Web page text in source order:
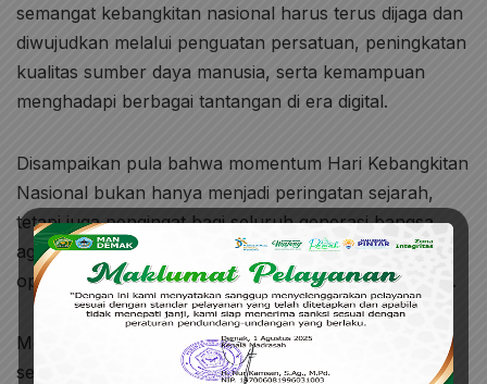
semangat kebangkitan nasional harus terus dijaga dan
diwujudkan melalui penguatan persatuan, peningkatan
kualitas sumber daya manusia, serta kemampuan
menghadapi berbagai tantangan di era digital.
Disampaikan pula bahwa momentum Hari Kebangkitan
Nasional bukan hanya menjadi peringatan sejarah,
tetapi juga pengingat bagi seluruh generasi bangsa
agar terus bergerak maju, berinovasi, dan menjaga
optimisme dalam membangun masa depan Indonesia.
Melalui kegiatan tersebut, MAN Demak berharap
seluruh peserta didik dapat meneladani semangat